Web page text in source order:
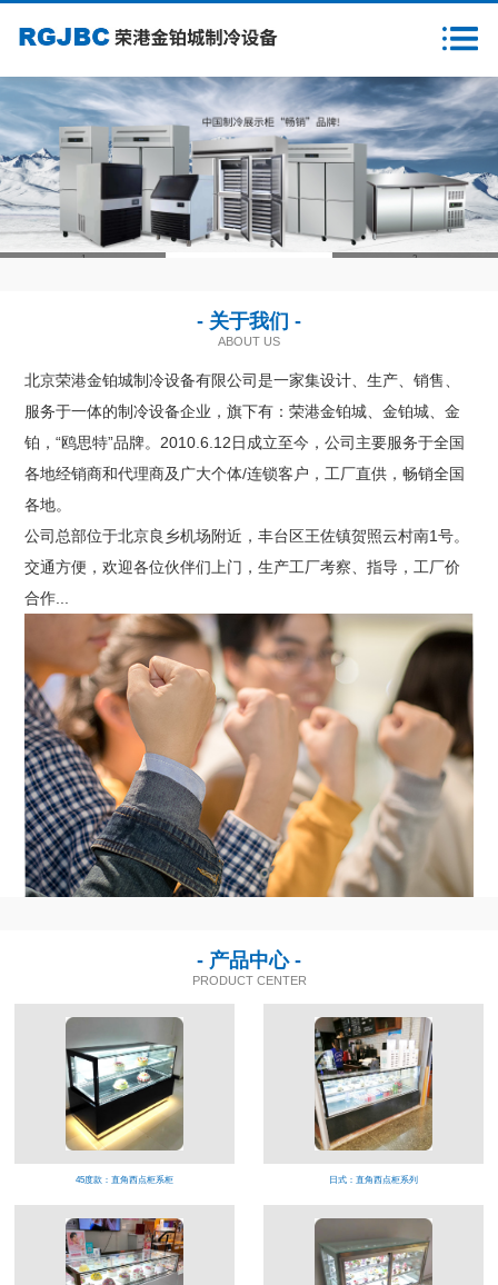
1 3
- 关于我们 -
ABOUT US
北京荣港金铂城制冷设备有限公司是一家集设计、生产、销售、
服务于一体的制冷设备企业，旗下有：荣港金铂城、金铂城、金
铂，“鸥思特”品牌。2010.6.12日成立至今，公司主要服务于全国
各地经销商和代理商及广大个体/连锁客户，工厂直供，畅销全国
各地。
公司总部位于北京良乡机场附近，丰台区王佐镇贺照云村南1号。
交通方便，欢迎各位伙伴们上门，生产工厂考察、指导，工厂价
合作...
- 产品中心 -
PRODUCT CENTER
45度款：直角西点柜系柜 日式：直角西点柜系列
关于我们
新闻资讯
产品中心
样本下载
营销网络